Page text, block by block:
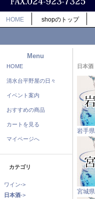
HOME shopのトップ
Menu
HOME
清水台平野屋の日々
イベント案内
おすすめの商品
カートを見る
マイページへ
カテゴリ
ワイン->
日本酒->
日本酒
岩手県
宮城県